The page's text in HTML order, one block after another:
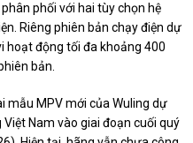
phối với hai tùy chọn hệ
Riêng phiên bản chạy điện dự
hoạt động tối đa khoảng 400
bản.
mẫu MPV mới của Wuling dự
Nam vào giai đoạn cuối quý